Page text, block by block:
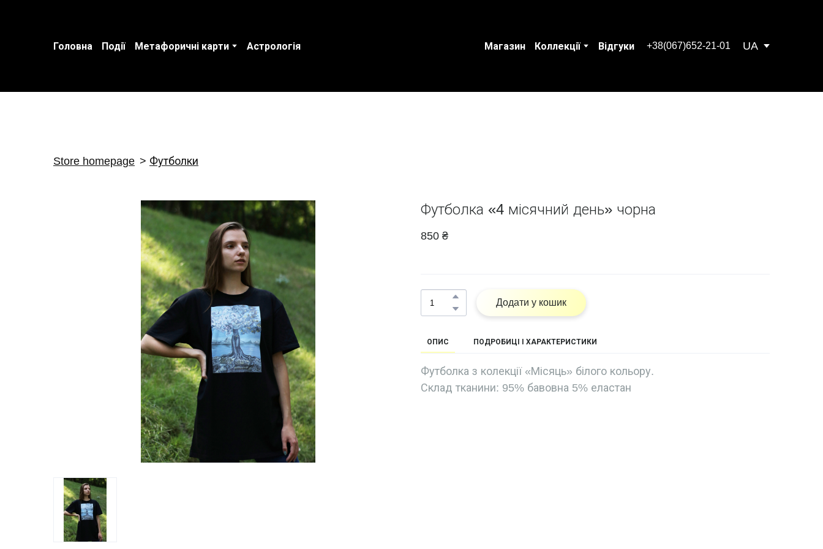
Головна Події Метафоричні карти Астрологія Магазин Коллекції Відгуки +38(067)652-21-01 UA
Store homepage Футболки
Футболка «4 місячний день» чорна
850 ₴
Додати у кошик
ОПИС ПОДРОБИЦІ І ХАРАКТЕРИСТИКИ
Футболка з колекції «Місяць» білого кольору.
Склад тканини: 95% бавовна 5% еластан